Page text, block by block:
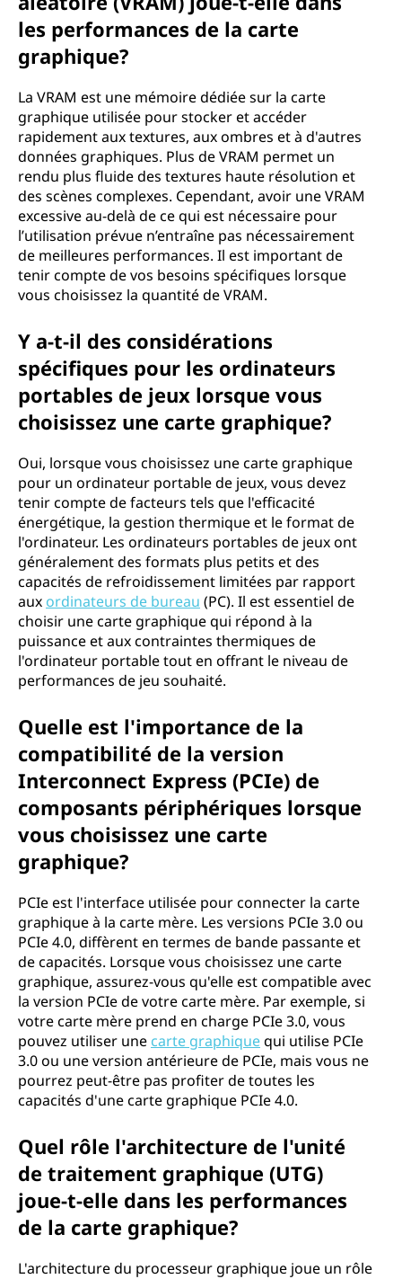
les performances de la carte
graphique?
La VRAM est une mémoire dédiée sur la carte
graphique utilisée pour stocker et accéder
rapidement aux textures, aux ombres et à d'autres
données graphiques. Plus de VRAM permet un
rendu plus fluide des textures haute résolution et
des scènes complexes. Cependant, avoir une VRAM
excessive au-delà de ce qui est nécessaire pour
l’utilisation prévue n’entraîne pas nécessairement
de meilleures performances. Il est important de
tenir compte de vos besoins spécifiques lorsque
vous choisissez la quantité de VRAM.
Y a-t-il des considérations
spécifiques pour les ordinateurs
portables de jeux lorsque vous
choisissez une carte graphique?
Oui, lorsque vous choisissez une carte graphique
pour un ordinateur portable de jeux, vous devez
tenir compte de facteurs tels que l'efficacité
énergétique, la gestion thermique et le format de
l'ordinateur. Les ordinateurs portables de jeux ont
généralement des formats plus petits et des
capacités de refroidissement limitées par rapport
aux ordinateurs de bureau (PC). Il est essentiel de
choisir une carte graphique qui répond à la
puissance et aux contraintes thermiques de
l'ordinateur portable tout en offrant le niveau de
performances de jeu souhaité.
Quelle est l'importance de la
compatibilité de la version
Interconnect Express (PCIe) de
composants périphériques lorsque
vous choisissez une carte
graphique?
PCIe est l'interface utilisée pour connecter la carte
graphique à la carte mère. Les versions PCIe 3.0 ou
PCIe 4.0, diffèrent en termes de bande passante et
de capacités. Lorsque vous choisissez une carte
graphique, assurez-vous qu'elle est compatible avec
la version PCIe de votre carte mère. Par exemple, si
votre carte mère prend en charge PCIe 3.0, vous
pouvez utiliser une carte graphiquequi utilise PCIe
3.0 ou une version antérieure de PCIe, mais vous ne
pourrez peut-être pas profiter de toutes les
capacités d'une carte graphique PCIe 4.0.
Quel rôle l'architecture de l'unité
de traitement graphique (UTG)
joue-t-elle dans les performances
de la carte graphique?
L'architecture du processeur graphique joue un rôle